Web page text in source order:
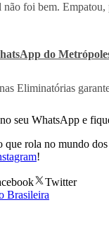
foi bem. Empatou,
do
Eliminatórias
seu WhatsApp e
rola no mundo
!
Twitter
Brasileira